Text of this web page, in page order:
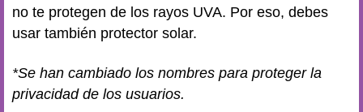
no te protegen de los rayos UVA. Por eso, debes
usar también protector solar.
*Se han cambiado los nombres para proteger la
privacidad de los usuarios.